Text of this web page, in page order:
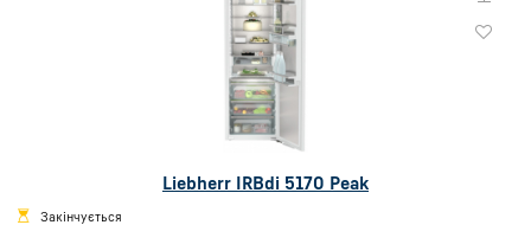
Liebherr IRBdi 5170 Peak
Закінчується